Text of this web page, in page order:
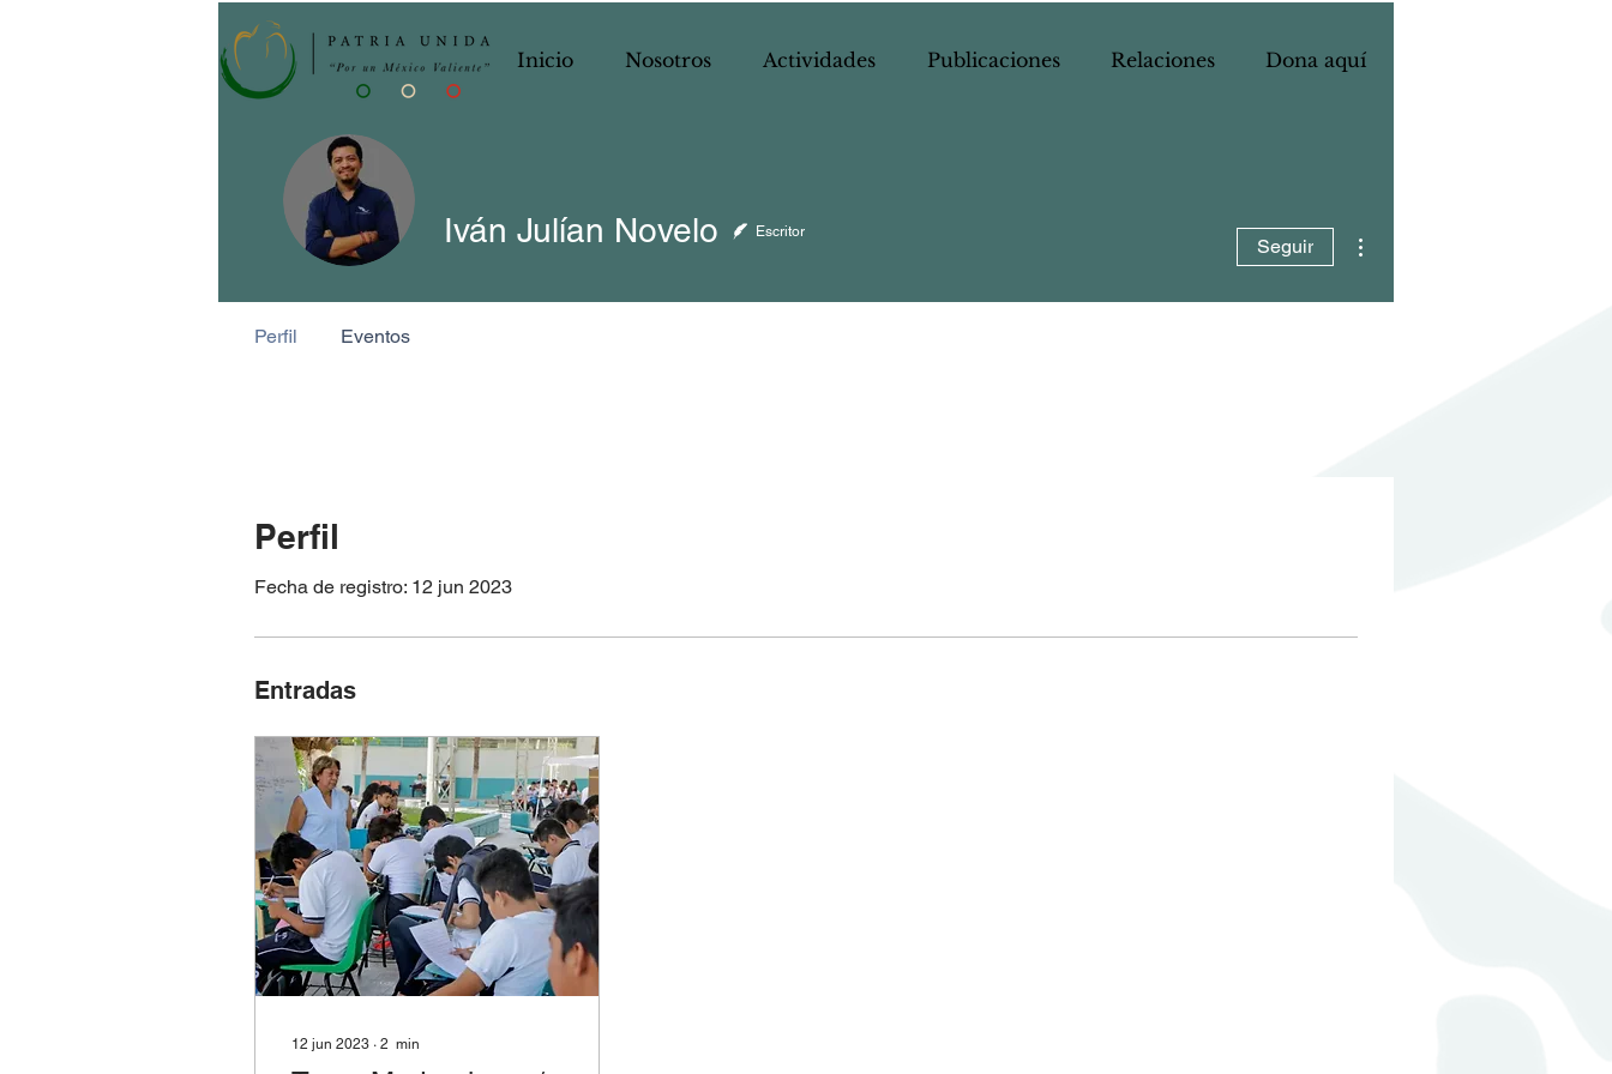
Inicio Nosotros Actividades Publicaciones Relaciones Dona aquí
Perfil
Fecha de registro: 12 jun 2023
Entradas
12 jun 2023 ∙ 2 min
Iván Julían Novelo Escritor
Seguir
Perfil Eventos